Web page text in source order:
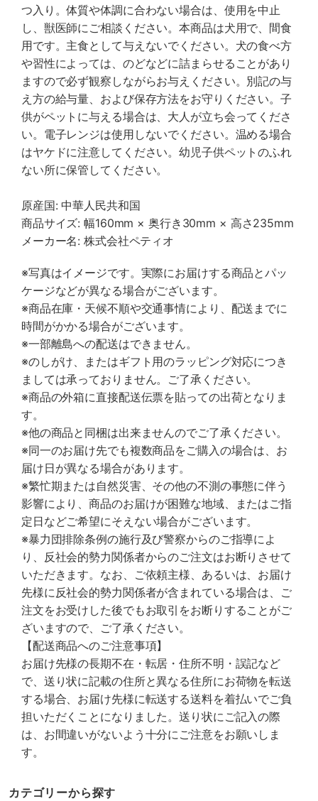
つ入り。体質や体調に合わない場合は、使用を中止
し、獣医師にご相談ください。本商品は犬用で、間食
用です。主食として与えないでください。犬の食べ方
や習性によっては、のどなどに詰まらせることがあり
ますので必ず観察しながらお与えください。別記の与
え方の給与量、および保存方法をお守りください。子
供がペットに与える場合は、大人が立ち会ってくださ
い。電子レンジは使用しないでください。温める場合
はヤケドに注意してください。幼児子供ペットのふれ
ない所に保管してください。
原産国: 中華人民共和国
商品サイズ: 幅160mm × 奥行き30mm × 高さ235mm
メーカー名: 株式会社ペティオ
※写真はイメージです。実際にお届けする商品とパッ
ケージなどが異なる場合がございます。
※商品在庫・天候不順や交通事情により、配送までに
時間がかかる場合がございます。
※一部離島への配送はできません。
※のしがけ、またはギフト用のラッピング対応につき
ましては承っておりません。ご了承ください。
※商品の外箱に直接配送伝票を貼っての出荷となりま
す。
※他の商品と同梱は出来ませんのでご了承ください。
※同一のお届け先でも複数商品をご購入の場合は、お
届け日が異なる場合があります。
※繁忙期または自然災害、その他の不測の事態に伴う
影響により、商品のお届けが困難な地域、またはご指
定日などご希望にそえない場合がございます。
※暴力団排除条例の施行及び警察からのご指導によ
り、反社会的勢力関係者からのご注文はお断りさせて
いただきます。なお、ご依頼主様、あるいは、お届け
先様に反社会的勢力関係者が含まれている場合は、ご
注文をお受けした後でもお取引をお断りすることがご
ざいますので、ご了承ください。
【配送商品へのご注意事項】
お届け先様の長期不在・転居・住所不明・誤記など
で、送り状に記載の住所と異なる住所にお荷物を転送
する場合、お届け先様に転送する送料を着払いでご負
担いただくことになりました。送り状にご記入の際
は、お間違いがないよう十分にご注意をお願いしま
す。
カテゴリーから探す